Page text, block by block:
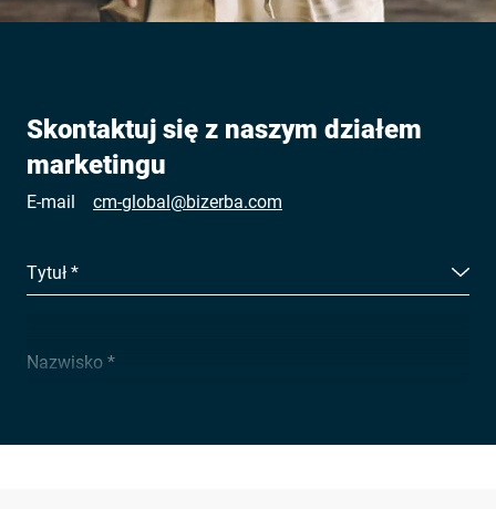
Skontaktuj się z naszym działem
marketingu
E-mail cm-global@bizerba.com
Tytuł *
Nazwisko *
Firma *